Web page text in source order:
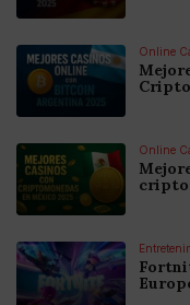
Online
Online